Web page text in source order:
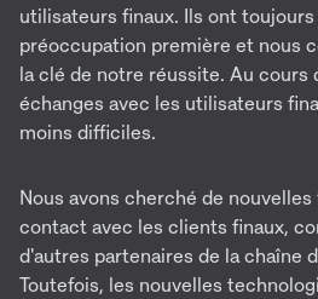
utilisateurs finaux. Ils ont
préoccupation première et nous
la clé de notre réussite. Au cours
échanges avec les utilisateurs
moins difficiles.
Nous avons cherché de nouvelles
contact avec les clients finaux,
d'autres partenaires de la chaîne
Toutefois, les nouvelles